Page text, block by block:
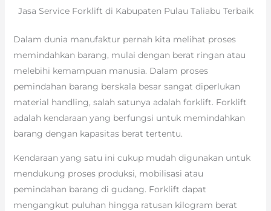
Jasa Service Forklift di Kabupaten Pulau Taliabu Terbaik
Dalam dunia manufaktur pernah kita melihat proses
memindahkan barang, mulai dengan berat ringan atau
melebihi kemampuan manusia. Dalam proses
pemindahan barang berskala besar sangat diperlukan
material handling, salah satunya adalah forklift. Forklift
adalah kendaraan yang berfungsi untuk memindahkan
barang dengan kapasitas berat tertentu.
Kendaraan yang satu ini cukup mudah digunakan untuk
mendukung proses produksi, mobilisasi atau
pemindahan barang di gudang. Forklift dapat
mengangkut puluhan hingga ratusan kilogram berat